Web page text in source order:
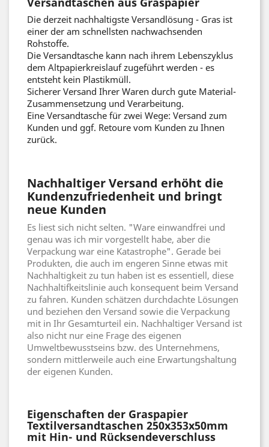
Die derzeit nachhaltigste Versandlösung - Gras ist
einer der am schnellsten nachwachsenden
Rohstoffe.
Die Versandtasche kann nach ihrem Lebenszyklus
dem Altpapierkreislauf zugeführt werden - es
entsteht kein Plastikmüll.
Sicherer Versand Ihrer Waren durch gute Material-
Zusammensetzung und Verarbeitung.
Eine Versandtasche für zwei Wege: Versand zum
Kunden und ggf. Retoure vom Kunden zu Ihnen
zurück.
Nachhaltiger Versand erhöht die
Kundenzufriedenheit und bringt
neue Kunden
Es liest sich nicht selten. "Ware einwandfrei und
genau was ich mir vorgestellt habe, aber die
Verpackung war eine Katastrophe". Gerade bei
Produkten, die auch im engeren Sinne etwas mit
Nachhaltigkeit zu tun haben ist es essentiell, diese
Nachhaltifkeitslinie auch konsequent beim Versand
zu fahren. Kunden schätzen durchdachte Lösungen
und beziehen den Versand sowie die Verpackung
mit in Ihr Gesamturteil ein. Nachhaltiger Versand ist
also nicht nur eine Frage des eigenen
Umweltbewusstseins bzw. des Unternehmens,
sondern mittlerweile auch eine Erwartungshaltung
der eigenen Kunden.
Eigenschaften der Graspapier
Textilversandtaschen 250x353x50mm
mit Hin- und Rücksendeverschluss